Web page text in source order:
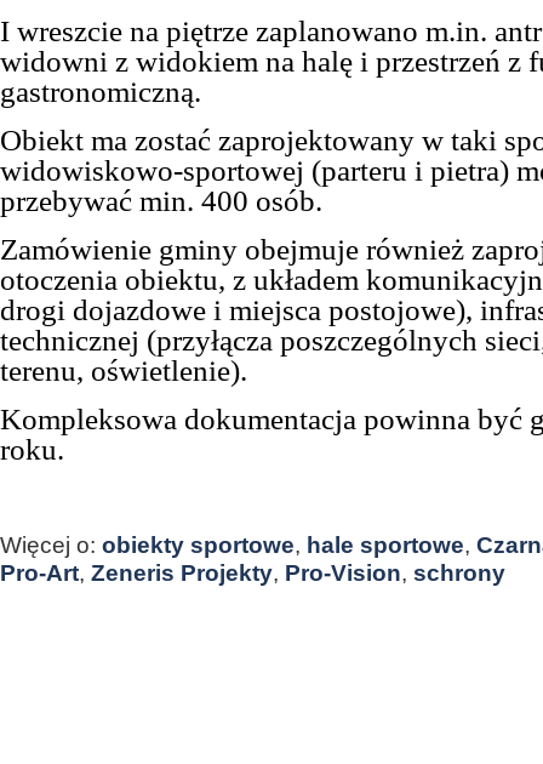
I wreszcie na piętrze zaplanowano m.in.
widowni z widokiem na halę i przestrzeń z
gastronomiczną.
Obiekt ma zostać zaprojektowany w taki
widowiskowo-sportowej (parteru i pietra)
przebywać min. 400 osób.
Zamówienie gminy obejmuje również
otoczenia obiektu, z układem
drogi dojazdowe i miejsca postojowe),
technicznej (przyłącza poszczególnych
terenu, oświetlenie).
Kompleksowa dokumentacja powinna być
roku.
Więcej o: obiekty sportowe, hale sportowe,
Pro-Art, Zeneris Projekty, Pro-Vision, schrony